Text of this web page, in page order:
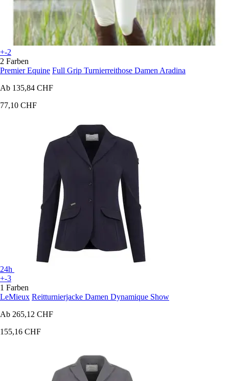
+-2
2 Farben
Premier Equine Full Grip Turnierreithose Damen Aradina
Ab 135,84 CHF
77,10 CHF
24h
+-3
1 Farben
LeMieux Reitturnierjacke Damen Dynamique Show
Ab 265,12 CHF
155,16 CHF